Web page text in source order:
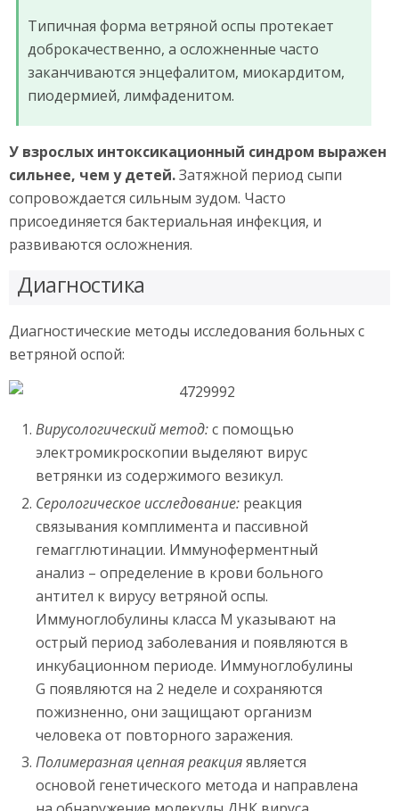
Типичная форма ветряной оспы протекает
доброкачественно, а осложненные часто
заканчиваются энцефалитом, миокардитом,
пиодермией, лимфаденитом.
У взрослых интоксикационный синдром выражен
сильнее, чем у детей.Затяжной период сыпи
сопровождается сильным зудом. Часто
присоединяется бактериальная инфекция, и
развиваются осложнения.
Диагностика
Диагностические методы исследования больных с
ветряной оспой:
Вирусологический метод:с помощью
электромикроскопии выделяют вирус
ветрянки из содержимого везикул.
Серологическое исследование: реакция
связывания комплимента и пассивной
гемагглютинации. Иммуноферментный
анализ – определение в крови больного
антител к вирусу ветряной оспы.
Иммуноглобулины класса М указывают на
острый период заболевания и появляются в
инкубационном периоде. Иммуноглобулины
G появляются на 2 неделе и сохраняются
пожизненно, они защищают организм
человека от повторного заражения.
Полимеразная цепная реакцияявляется
основой генетического метода и направлена